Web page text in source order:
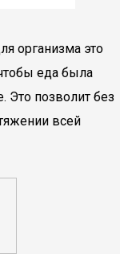
организма это
еда была
Это позволит без
всей